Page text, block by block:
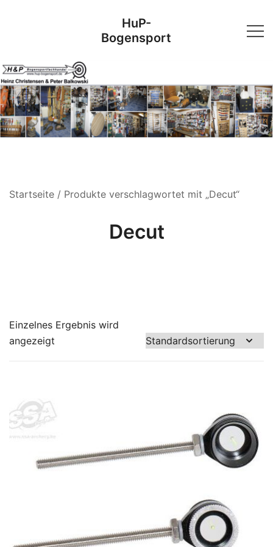
HuP-
Bogensport
Startseite / Produkte verschlagwortet mit „Decut“
Decut
Einzelnes Ergebnis wird
angezeigt